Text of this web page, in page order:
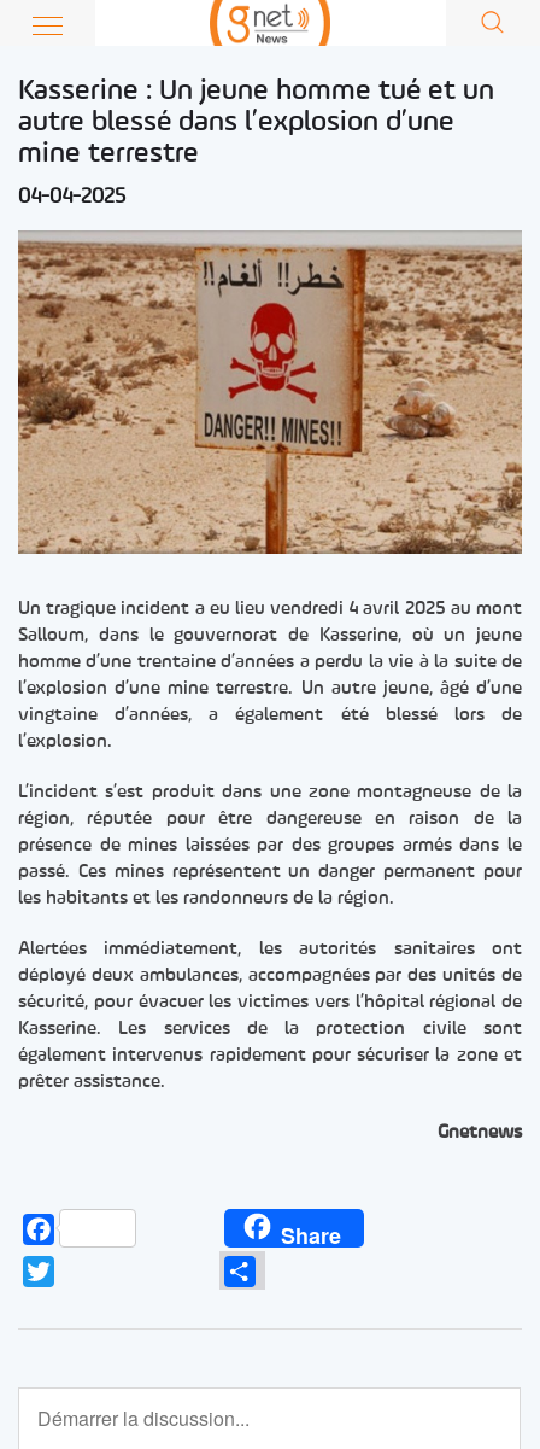
Kasserine : Un jeune homme tué et un
autre blessé dans l’explosion d’une
mine terrestre
04-04-2025
Un tragique incident a eu lieu vendredi 4 avril 2025 au mont
Salloum, dans le gouvernorat de Kasserine, où un jeune
homme d’une trentaine d’années a perdu la vie à la suite de
l’explosion d’une mine terrestre. Un autre jeune, âgé d’une
vingtaine d’années, a également été blessé lors de
l’explosion.
L’incident s’est produit dans une zone montagneuse de la
région, réputée pour être dangereuse en raison de la
présence de mines laissées par des groupes armés dans le
passé. Ces mines représentent un danger permanent pour
les habitants et les randonneurs de la région.
Alertées immédiatement, les autorités sanitaires ont
déployé deux ambulances, accompagnées par des unités de
sécurité, pour évacuer les victimes vers l’hôpital régional de
Kasserine. Les services de la protection civile sont
également intervenus rapidement pour sécuriser la zone et
prêter assistance.
Gnetnews
Facebook Share
Partager